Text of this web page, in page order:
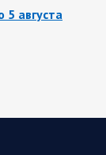
5 августа